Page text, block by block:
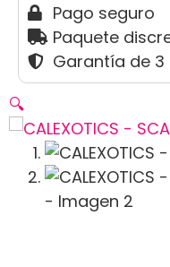
🔍
Pago seguro
Paquete
Garantía de 3